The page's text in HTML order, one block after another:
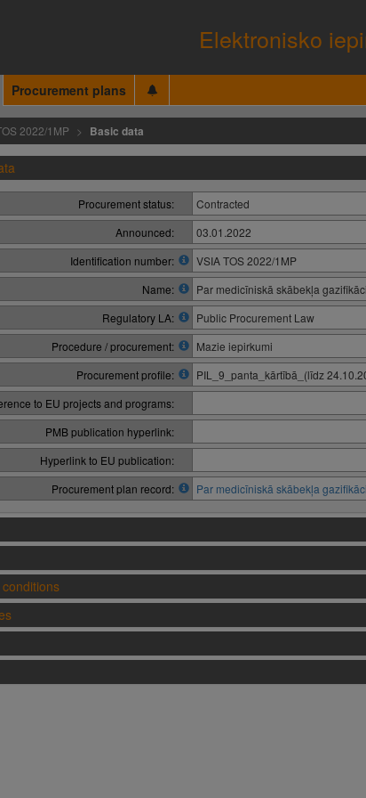
Elektronisko
Procurement plans
2022/1MP Basic data
Procurement status:
Contracted
Announced:
03.01.2022
Identification number:
VSIA TOS 2022/1MP
Name:
Par medicīniskā skābekļa
Regulatory LA:
Public Procurement Law
Procedure / procurement:
Mazie iepirkumi
Procurement profile:
PIL_9_panta_kārtībā_(līdz
to EU projects and programs:
PMB publication hyperlink:
Hyperlink to EU publication:
Procurement plan record:
Par medicīniskā skābekļa